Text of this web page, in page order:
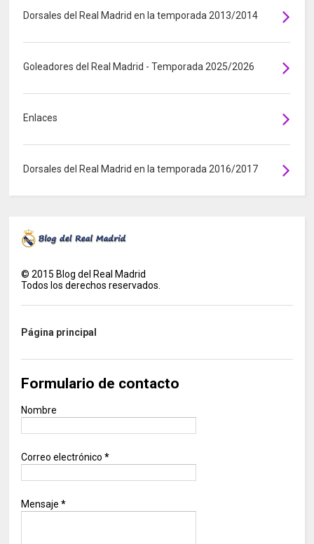
Dorsales del Real Madrid en la temporada 2013/2014
Goleadores del Real Madrid - Temporada 2025/2026
Enlaces
Dorsales del Real Madrid en la temporada 2016/2017
©2015 Blog del Real Madrid
Todos los derechos reservados.
Página principal
Formulario de contacto
Nombre
Correo electrónico*
Mensaje*